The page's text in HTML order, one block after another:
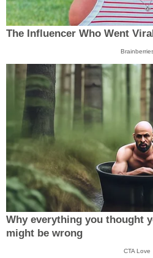
The Influencer Who Went
Why everything you thought
might be wrong
CTA Love